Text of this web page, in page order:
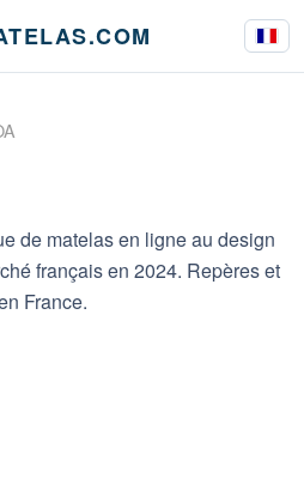
de matelas en ligne au design
français en 2024. Repères et
France.